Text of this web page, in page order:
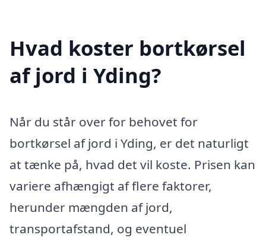
Hvad koster bortkørsel
af jord i Yding?
Når du står over for behovet for
bortkørsel af jord i Yding, er det naturligt
at tænke på, hvad det vil koste. Prisen kan
variere afhængigt af flere faktorer,
herunder mængden af jord,
transportafstand, og eventuel